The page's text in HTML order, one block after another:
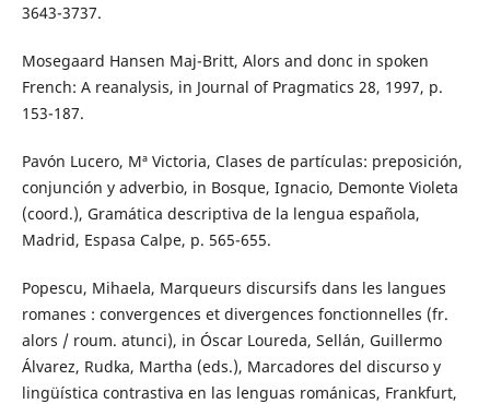
3643-3737.
Mosegaard Hansen Maj-Britt, Alors and donc in spoken
French: A reanalysis, in Journal of Pragmatics 28, 1997, p.
153-187.
Pavón Lucero, Mª Victoria, Clases de partículas: preposición,
conjunción y adverbio, in Bosque, Ignacio, Demonte Violeta
(coord.), Gramática descriptiva de la lengua española,
Madrid, Espasa Calpe, p. 565-655.
Popescu, Mihaela, Marqueurs discursifs dans les langues
romanes : convergences et divergences fonctionnelles (fr.
alors / roum. atunci), in Óscar Loureda, Sellán, Guillermo
Álvarez, Rudka, Martha (eds.), Marcadores del discurso y
lingüística contrastiva en las lenguas románicas, Frankfurt,